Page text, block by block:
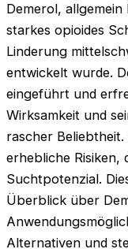
Demerol,
starkes opioides
Linderung
entwickelt wurde.
eingeführt und
Wirksamkeit und
rascher
erhebliche
Suchtpotenzial.
Überblick über
Alternativen und